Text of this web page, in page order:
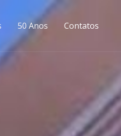
50 Anos Contatos